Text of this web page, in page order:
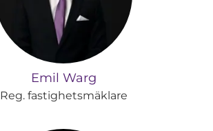
Emil Warg
Reg. fastighetsmäklare